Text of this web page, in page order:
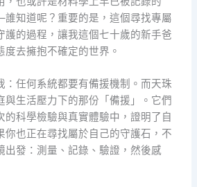
知道呢？重要的是，這個尋找專屬
護的過程，讓我這個七十歲的新手爸
去擁抱不確定的世界。
：任何系統都要有備援機制。而天珠
與生活壓力下的那份「備援」。它們
的科學檢驗與真實體驗中，證明了自
你也正在尋找屬於自己的守護石，不
出發：測量、記錄、驗證，然後感